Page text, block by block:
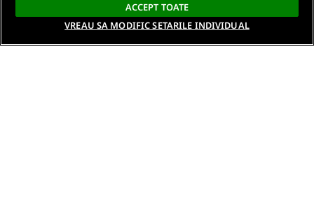
ACCEPT TOATE
VREAU SA MODIFIC SETARILE INDIVIDUAL